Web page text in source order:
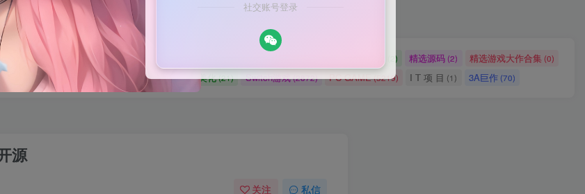
软件[配音神器Pro]-[配音鹅]-[南瓜配音]-[魔音工坊]-[逗哥配音]戳这里查看详情！
自媒体 (1) 羊毛技巧 (2) 网页代码 (2) 精选源码(2) 精选游戏大作合集 (0)
原创实战 (5) 卡密账号 (6) 主题美化(0) Zibll美化(21) Switch游戏(2872) PC GAME(5219) I T 项 目 (1) 3A巨作(70)
源
关注 私信
社交账号登录